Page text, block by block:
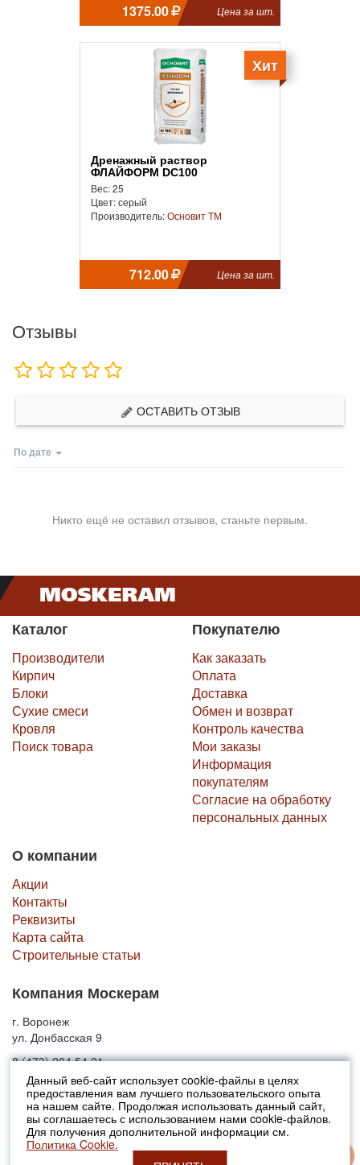
Данный веб-сайт использует cookie-файлы в целях
предоставления вам лучшего пользовательского опыта
на нашем сайте. Продолжая использовать данный сайт,
вы соглашаетесь с использованием нами cookie-файлов.
Для получения дополнительной информации см.
Политика Cookie.
1375.00 Цена за шт.
Хит
Дренажный раствор
ФЛАЙФОРМ DC100
Вес: 25
Цвет: серый
Производитель:Основит ТМ
712.00 Цена за шт.
Отзывы
ОСТАВИТЬ ОТЗЫВ
По дате
Никто ещё не оставил отзывов, станьте первым.
Каталог
Производители
Кирпич
Блоки
Сухие смеси
Кровля
Поиск товара
Покупателю
Как заказать
Оплата
Доставка
Обмен и возврат
Контроль качества
Мои заказы
Информация
покупателям
Согласие на обработку
персональных данных
О компании
Акции
Контакты
Реквизиты
Карта сайта
Строительные статьи
Компания Москерам
г. Воронеж
ул. Донбасская 9
8 (473) 204 54 21
© 2010-2026 Москерам
Указанные на сайте цены не являются публичной офертой (ст.435 ГК
РФ).
Стоимость и наличие товара просьба уточнять в офисах продаж....